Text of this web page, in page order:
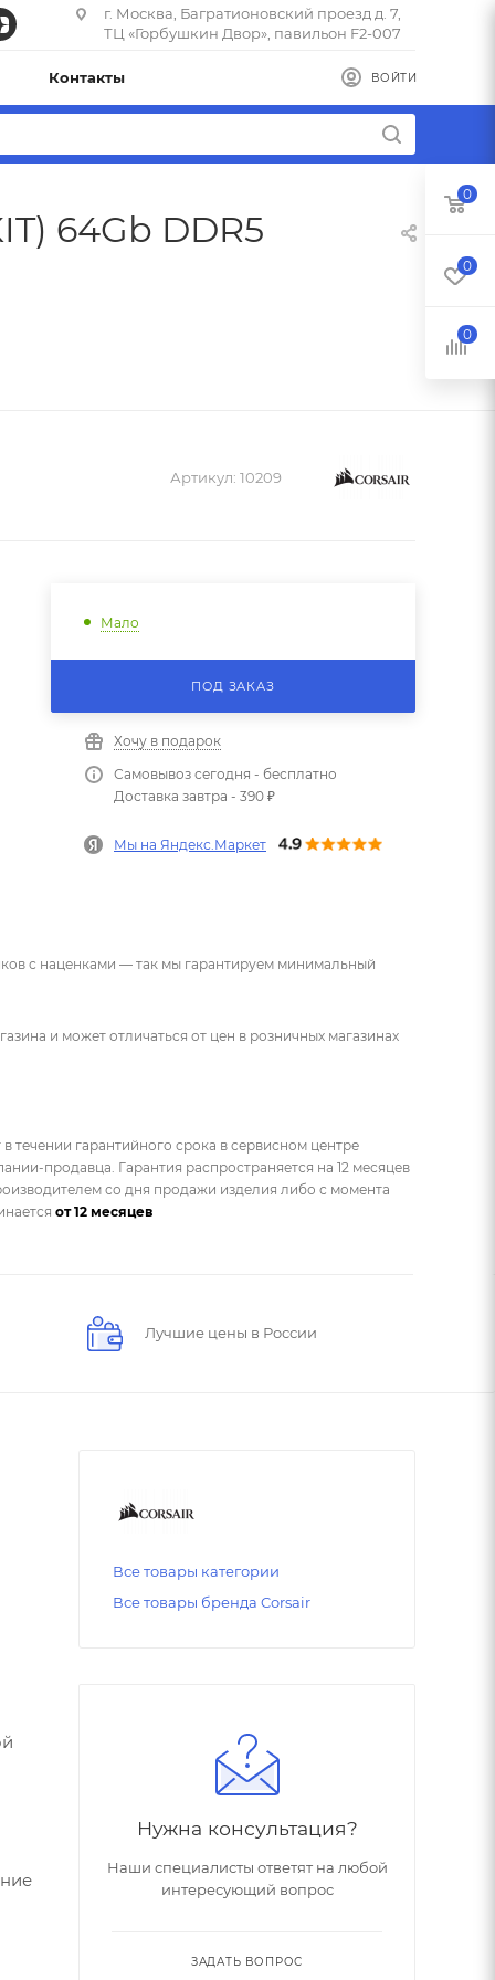
г. Москва, Багратионовский проезд д. 7,
ТЦ «Горбушкин Двор», павильон F2-007
ВОЙТИ
Контакты
64Gb DDR5
Артикул: 10209
Мало
ПОД ЗАКАЗ
Хочу в подарок
Самовывоз сегодня - бесплатно
Доставка завтра - 390 ₽
Мы на Яндекс.Маркет
с наценками — так мы гарантируем минимальный
и может отличаться от цен в розничных магазинах
течении гарантийного срока в сервисном центре
продавца. Гарантия распространяется на 12 месяцев
со дня продажи изделия либо с момента
от 12 месяцев
Лучшие цены в России
Все товары категории
Все товары бренда Corsair
Нужна консультация?
Наши специалисты ответят на любой
интересующий вопрос
ЗАДАТЬ ВОПРОС
0
0
0